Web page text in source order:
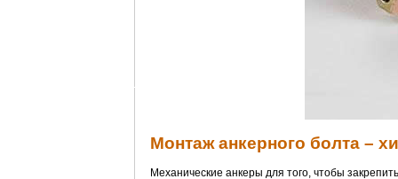
Монтаж анкерного болта –
Механические анкеры для того, чтобы